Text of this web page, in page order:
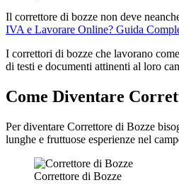
Il correttore di bozze non deve
IVA e Lavorare Online? Guida
I correttori di bozze che lavorano
di testi e documenti attinenti al loro
Come Diventare
Per diventare Correttore di Bozze
lunghe e fruttuose esperienze nel
Correttore di Bozze